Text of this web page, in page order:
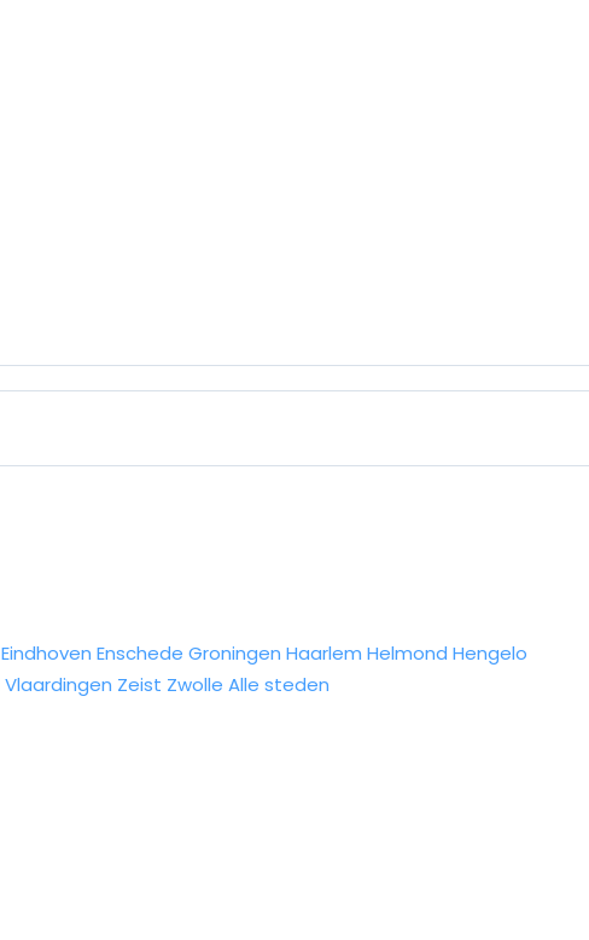
Eindhoven Enschede Groningen Haarlem Helmond Hengelo
Vlaardingen Zeist Zwolle Alle steden